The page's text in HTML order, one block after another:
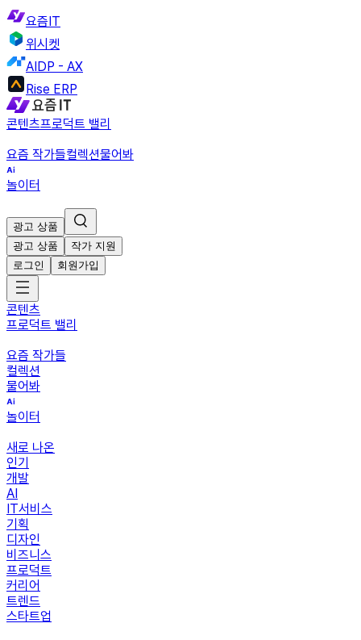
요즘IT
위시켓
AIDP - AX
Rise ERP
콘텐츠프로덕트 밸리
요즘 작가들컬렉션물어봐
놀이터
광고 상품
광고 상품
작가 지원
로그인
회원가입
콘텐츠
프로덕트 밸리
요즘 작가들
컬렉션
물어봐
놀이터
새로 나온
인기
개발
AI
IT서비스
기획
디자인
비즈니스
프로덕트
커리어
트렌드
스타트업